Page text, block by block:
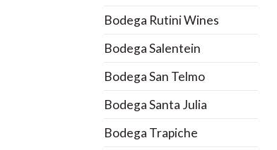
Bodega Rutini Wines
Bodega Salentein
Bodega San Telmo
Bodega Santa Julia
Bodega Trapiche
BODEGA MOSQUITA MUERTA WINES